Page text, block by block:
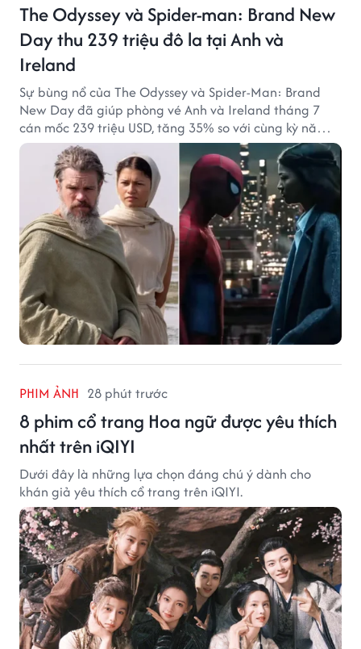
The Odyssey và Spider-man: Brand New
Day thu 239 triệu đô la tại Anh và
Ireland
Sự bùng nổ của The Odyssey và Spider-Man: Brand
New Day đã giúp phòng vé Anh và Ireland tháng 7
cán mốc 239 triệu USD, tăng 35% so với cùng kỳ năm
ngoái.
PHIM ẢNH 28 phút trước
8 phim cổ trang Hoa ngữ được yêu thích
nhất trên iQIYI
Dưới đây là những lựa chọn đáng chú ý dành cho
khán giả yêu thích cổ trang trên iQIYI.